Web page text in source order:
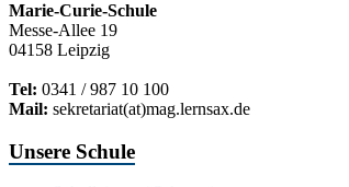
Marie-Curie-Schule
Messe-Allee 19
04158 Leipzig
Tel: 0341 / 987 10 100
Mail: sekretariat(at)mag.lernsax.de
Unsere Schule